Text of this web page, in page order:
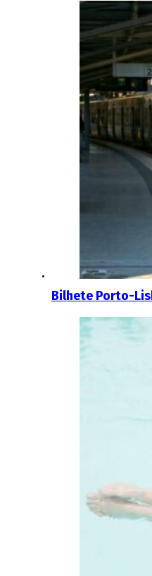
Bilhete Porto-